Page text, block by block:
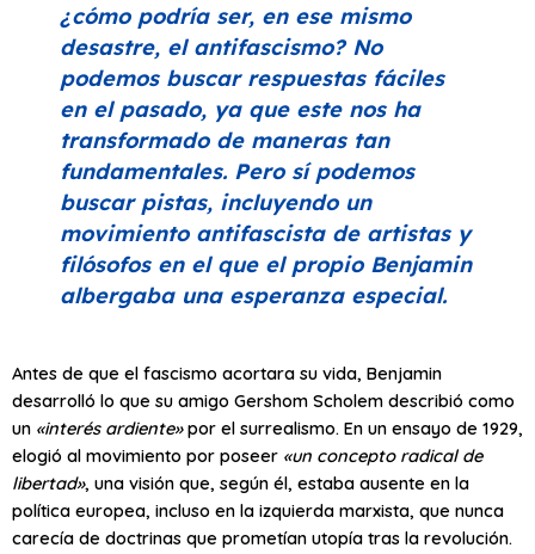
¿cómo podría ser, en ese mismo
desastre, el antifascismo? No
podemos buscar respuestas fáciles
en el pasado, ya que este nos ha
transformado de maneras tan
fundamentales. Pero sí podemos
buscar pistas, incluyendo un
movimiento antifascista de artistas y
filósofos en el que el propio Benjamin
albergaba una esperanza especial.
Antes de que el fascismo acortara su vida, Benjamin
desarrolló lo que su amigo Gershom Scholem describió como
un «interés ardiente»por el surrealismo. En un ensayo de 1929,
elogió al movimiento por poseer «un concepto radical de
libertad», una visión que, según él, estaba ausente en la
política europea, incluso en la izquierda marxista, que nunca
carecía de doctrinas que prometían utopía tras la revolución.